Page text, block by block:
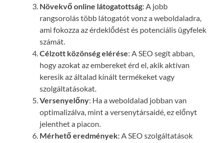
Növekvő online látogatottság: A jobb
rangsorolás több látogatót vonz a weboldaladra,
ami fokozza az érdeklődést és potenciális ügyfelek
számát.
Célzott közönség elérése: A SEO segít abban,
hogy azokat az embereket érd el, akik aktívan
keresik az általad kínált termékeket vagy
szolgáltatásokat.
Versenyelőny: Ha a weboldalad jobban van
optimalizálva, mint a versenytársaidé, ez előnyt
jelenthet a piacon.
Mérhető eredmények: A SEO szolgáltatások